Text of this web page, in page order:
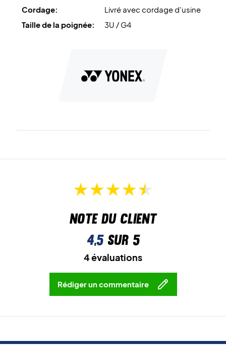
Cordage:
Livré avec cordage d'usine
Taille de la poignée:
3U / G4
Note du client
4,5sur 5
4 évaluations
Rédiger un commentaire